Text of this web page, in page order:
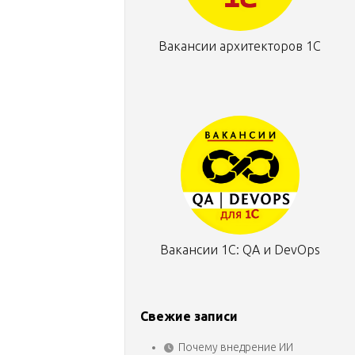
Вакансии архитекторов 1С
Вакансии 1С: QA и DevOps
Свежие записи
Почему внедрение ИИ